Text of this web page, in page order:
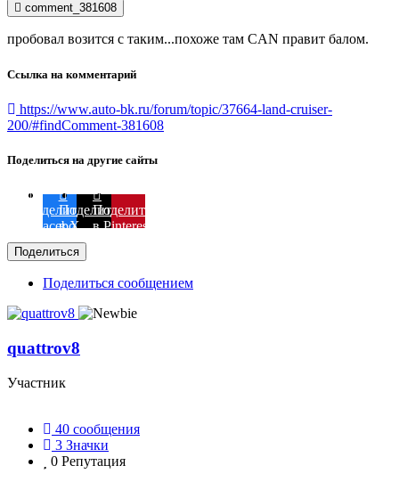
comment_381608
пробовал возится с таким...похоже там CAN правит балом.
Ссылка на комментарий
https://www.auto-bk.ru/forum/topic/37664-land-cruiser-
200/#findComment-381608
Поделиться на другие сайты
Поделиться
в Facebook
Поделиться
в X
Поделиться
в Pinterest
Поделиться
Поделиться сообщением
quattrov8
Участник
40 сообщения
3 Значки
0 Репутация